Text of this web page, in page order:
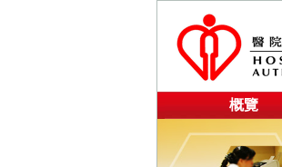
概覽